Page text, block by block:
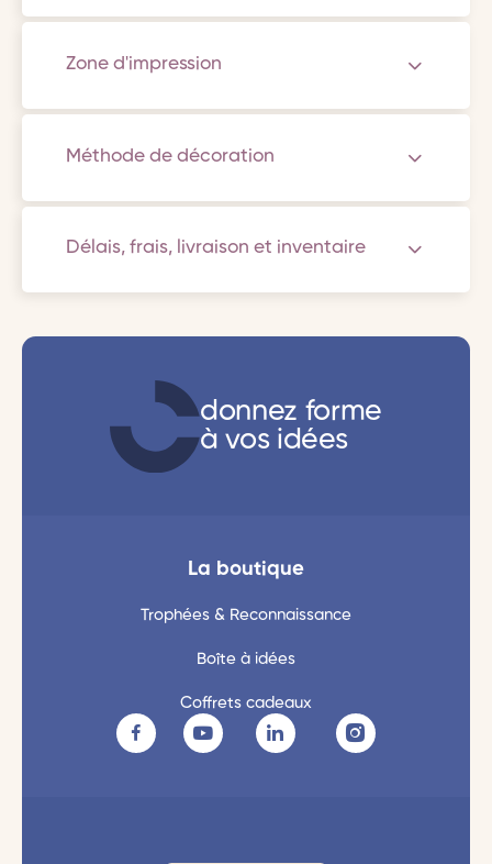
Zone d'impression
Méthode de décoration
Délais, frais, livraison et inventaire
donnez forme
à vos idées
La boutique
Trophées & Reconnaissance
Boîte à idées
Coffrets cadeaux